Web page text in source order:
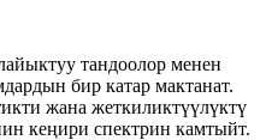
тандоолор менен
бир катар мактанат.
жана жеткиликтүүлүктү
кеңири спектрин камтыйт.